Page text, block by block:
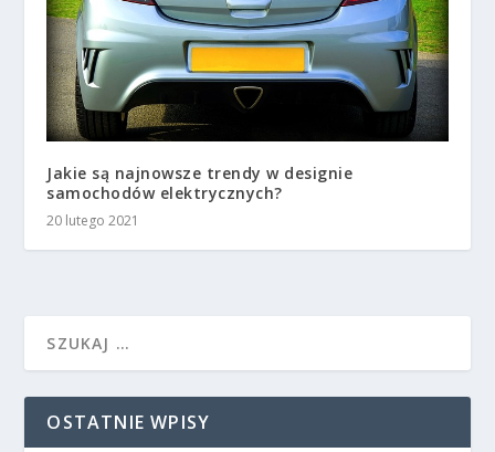
Jakie są najnowsze trendy w designie
samochodów elektrycznych?
20 lutego 2021
OSTATNIE WPISY